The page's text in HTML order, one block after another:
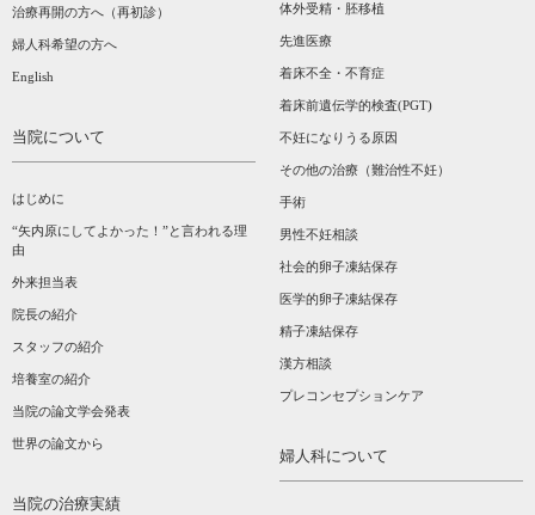
治療再開の方へ（再初診）
婦人科希望の方へ
English
当院について
はじめに
“矢内原にしてよかった！”と言われる理
由
外来担当表
院長の紹介
スタッフの紹介
培養室の紹介
当院の論文学会発表
世界の論文から
当院の治療実績
体外受精・胚移植
先進医療
着床不全・不育症
着床前遺伝学的検査(PGT)
不妊になりうる原因
その他の治療（難治性不妊）
手術
男性不妊相談
社会的卵子凍結保存
医学的卵子凍結保存
精子凍結保存
漢方相談­
プレコンセプションケア
婦人科について